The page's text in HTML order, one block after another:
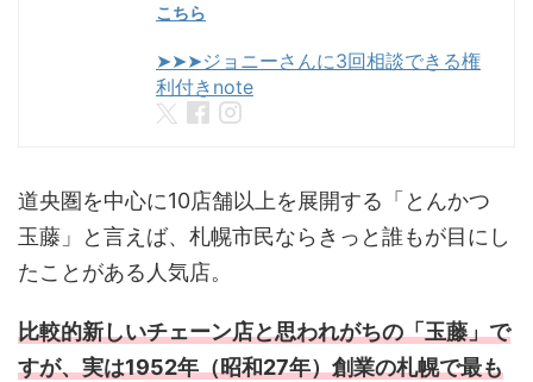
こちら
➤➤➤ジョニーさんに3回相談できる権
利付きnote
道央圏を中心に10店舗以上を展開する「とんかつ
玉藤」と言えば、札幌市民ならきっと誰もが目にし
たことがある人気店。
比較的新しいチェーン店と思われがちの「玉藤」で
すが、実は1952年（昭和27年）創業の札幌で最も